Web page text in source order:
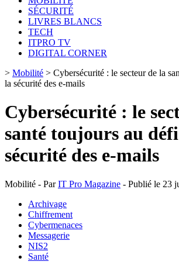
SÉCURITÉ
LIVRES BLANCS
TECH
ITPRO TV
DIGITAL CORNER
> Mobilité > Cybersécurité : le secteur de la
la sécurité des e-mails
Cybersécurité : le
santé toujours au
sécurité des e-mails
Mobilité - ParIT Pro Magazine - Publié le 23
Archivage
Chiffrement
Cybermenaces
Messagerie
NIS2
Santé